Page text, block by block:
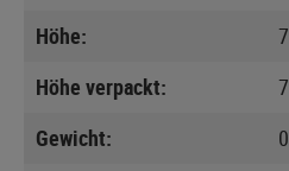
Höhe:
Höhe verpackt:
Gewicht: